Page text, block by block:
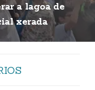
a lagoa de
xerada